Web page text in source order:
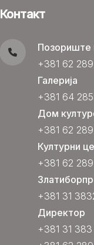
Контакт
Позориште
+381 62
Галерија
+381 64
Дом
+381 62
Културни
+381 62
+381 31
Директор
+381 31 383